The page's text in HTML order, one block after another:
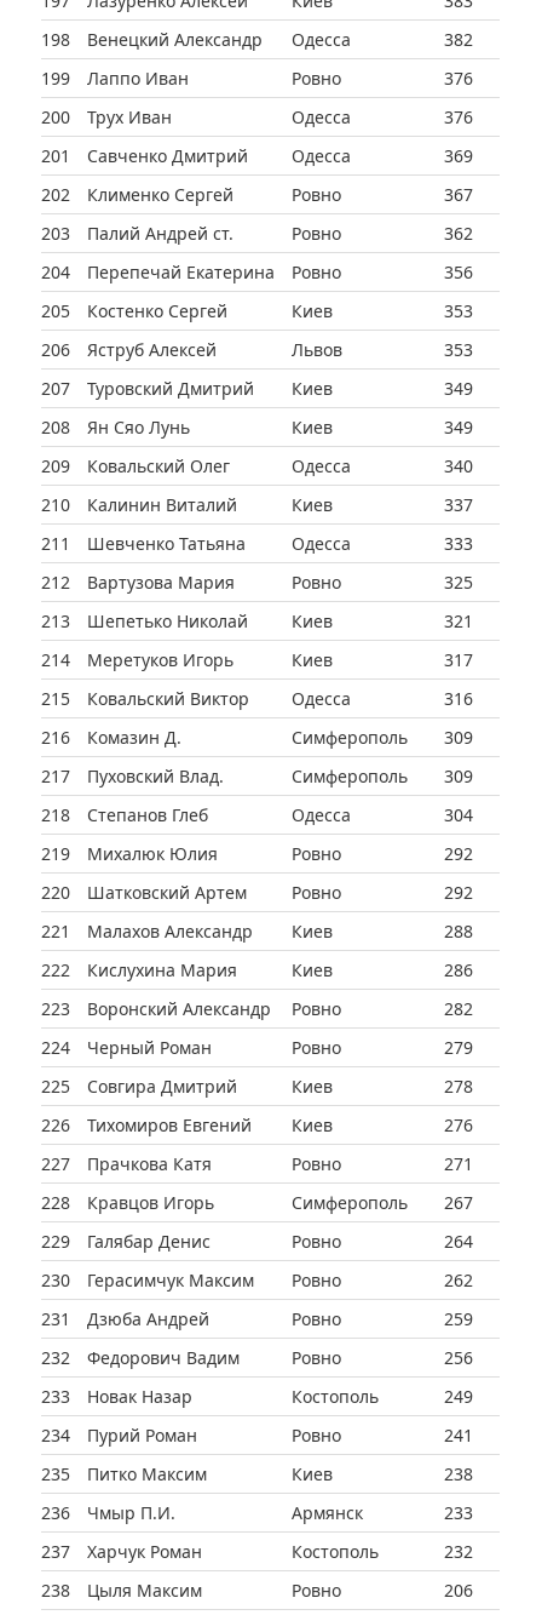
198
Венецкий Александр Одесса
382
199
Лаппо Иван Ровно
376
200
Трух Иван Одесса
376
201
Савченко Дмитрий Одесса
369
202
Клименко Сергей Ровно
367
203
Палий Андрей ст. Ровно
362
204
Перепечай Екатерина Ровно
356
205
Костенко Сергей Киев
353
206
Яструб Алексей Львов
353
207
Туровский Дмитрий Киев
349
208
Ян Сяо Лунь Киев
349
209
Ковальский Олег Одесса
340
210
Калинин Виталий Киев
337
211
Шевченко Татьяна Одесса
333
212
Вартузова Мария Ровно
325
213
Шепетько Николай Киев
321
214
Меретуков Игорь Киев
317
215
Ковальский Виктор Одесса
316
216
Комазин Д. Симферополь
309
217
Пуховский Влад. Симферополь
309
218
Степанов Глеб Одесса
304
219
Михалюк Юлия Ровно
292
220
Шатковский Артем Ровно
292
221
Малахов Александр Киев
288
222
Кислухина Мария Киев
286
223
Воронский Александр Ровно
282
224
Черный Роман Ровно
279
225
Совгира Дмитрий Киев
278
226
Тихомиров Евгений Киев
276
227
Прачкова Катя Ровно
271
228
Кравцов Игорь Симферополь
267
229
Галябар Денис Ровно
264
230
Герасимчук Максим Ровно
262
231
Дзюба Андрей Ровно
259
232
Федорович Вадим Ровно
256
233
Новак Назар Костополь
249
234
Пурий Роман Ровно
241
235
Питко Максим Киев
238
236
Чмыр П.И. Армянск
233
237
Харчук Роман Костополь
232
238
Цыля Максим Ровно
206